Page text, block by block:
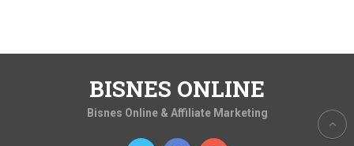
BISNES ONLINE
Bisnes Online & Affiliate Marketing